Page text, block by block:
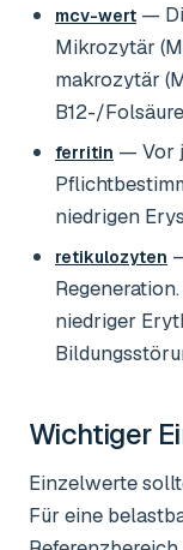
mcv-wert —
Mikrozytär
makrozytär
B12-/
ferritin — Vor
niedrigen
retikulozyten
niedriger
Wichtiger
Einzelwerte
Für eine